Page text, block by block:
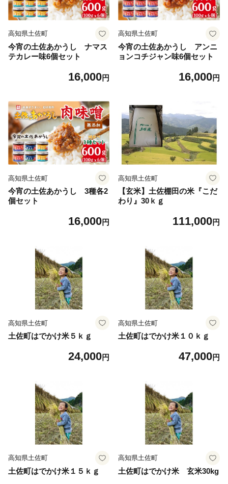
高知県土佐町
今宵の土佐あかうし ナマス
テカレー味6個セット
16,000円
高知県土佐町
今宵の土佐あかうし アンニ
ョンコチジャン味6個セット
16,000円
高知県土佐町
今宵の土佐あかうし 3種各2
個セット
16,000円
高知県土佐町
【玄米】土佐棚田の米『こだ
わり』30ｋｇ
111,000円
高知県土佐町
土佐町はでかけ米５ｋｇ
24,000円
高知県土佐町
土佐町はでかけ米１０ｋｇ
47,000円
高知県土佐町
土佐町はでかけ米１５ｋｇ
高知県土佐町
土佐町はでかけ米 玄米30kg